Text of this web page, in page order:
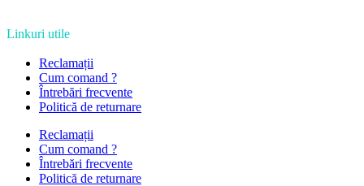
Linkuri utile
Reclamații
Cum comand ?
Întrebări frecvente
Politică de returnare
Reclamații
Cum comand ?
Întrebări frecvente
Politică de returnare